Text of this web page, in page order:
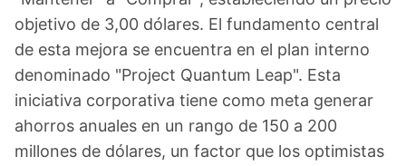
objetivo de 3,00 dólares. El fundamento central
de esta mejora se encuentra en el plan interno
denominado "Project Quantum Leap". Esta
iniciativa corporativa tiene como meta generar
ahorros anuales en un rango de 150 a 200
millones de dólares, un factor que los optimistas